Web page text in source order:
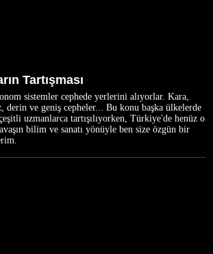
Tartışması
sistemler cephede yerlerini alıyorlar. Kara,
derin ve geniş cepheler... Bu konu başka ülkelerde
uzmanlarca tartışılıyorken, Türkiye'de henüz o
bilim ve sanatı yönüyle ben size özgün bir